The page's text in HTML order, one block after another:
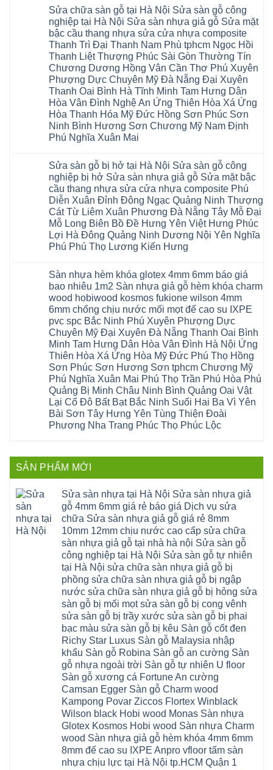
Thanh
Xuân
Kim
Động
Văn
Giang
Cầu
Giấy
Văn
Lâm
tphcm
Khoái
Châu
Trì
Thanh
Xuân
Đoan
Hùng
Thanh
Ba
Giấy
Hạ
Hòa
Cẩm
Khê
Tây
Hồ
Yên
Lập
Thanh
Ninh
hưng
yên
Lâm
Thao
Tam
Nông
hải
phòng
Thanh
Thủy
Hoài
Đức
Bình
Dương
Thủ
Đức
Thanh
Xuân
Thái
Nguyên
Phú
Thọ
Bắc
Giang
Long
Biên
Hải
Dương
Bắc
Ninh
Gia
Lâm
Nam
Hà
Nội
Hưng
Yên
Đông
Anh
Nam
Định
Sóc
Sơn
Ninh
Bình
Thái
Bình
Vĩnh
Phúc
Tây
Hồ
Thanh
Hóa
Đống
Đa
Nghệ
An
nhựa
giả
gỗ
cong
vênh
Sửa
mặt
bậc
cầu
thang
nhựa
sửa
cửa
nhựa
composite
hoài
đức
đan
thanh
ứng
hòa
long
biên
sài
gòn
đông
anh
sóc
sơn
đà
nẵng
thanh
xuân
cầu
giấy
hoành
bồ
long
ninh
giang
hoàng
mai
quảng
ninh
tây
hồ
sơn
tây
thất
mê
đức
phòng
xuyên
giang
bình
luận
ở
Sửa
chữa
sàn
bị
phồng
tại
Hà
Sửa
sàn
gỗ
công
nghiệp
Nội
Sửa
sàn
nhựa
giả
gỗ
Sửa
mặt
bậc
cầu
thang
nhựa
nhựa
composite
Phúc
Thọ
Phúc
Lộc
Hát
Môn
Sài
Gòn
Thạch
Thất
Hạ
Bằng
Tây
Phương
tphcm
Hòa
Lạc
Yên
Xuân
Đạo
Đà
Nẵng
Hoài
Đồng
Đồng
Khánh
Phượng
Thuận
Tràng
Phòng
Sửa chữa sàn gỗ tại Hà Nội Sửa sàn gỗ công
nghiệp tại Hà Nội Sửa sàn nhựa giả gỗ Sửa mặt
bậc cầu thang nhựa sửa cửa nhựa composite
Thanh Trì Đại Thanh Nam Phù tphcm Ngọc Hồi
Thanh Liệt Thượng Phúc Sài Gòn Thường Tín
Chương Dương Hồng Vân Cần Thơ Phú Xuyên
Phượng Dực Chuyên Mỹ Đà Nẵng Đại Xuyên
Thanh Oai Bình Hà Tĩnh Minh Tam Hưng Dân
Hòa Vân Đình Nghệ An Ứng Thiên Hòa Xá Ứng
Hòa Thanh Hóa Mỹ Đức Hồng Sơn Phúc Sơn
Ninh Bình Hương Sơn Chương Mỹ Nam Định
Phú Nghĩa Xuân Mai
bình
luận
ở
Sửa
chữa
sàn
gỗ
tại
Hà
Nội
Sửa
nghiệp
tại
Nội
Sửa
nhựa
giả
gỗ
Sửa
mặt
bậc
cầu
thang
nhựa
sửa
cửa
nhựa
composite
Thanh
Nam
Phù
Thanh
Thượng
Phúc
Thường
Dương
Hồng
Xuyên
Phượng
Chuyên
Nẵng
Xuyên
Thanh
Sửa sàn gỗ bị hở tại Hà Nội Sửa sàn gỗ công
nghiệp bị hở Sửa sàn nhựa giả gỗ Sửa mặt bậc
cầu thang nhựa sửa cửa nhựa composite Phú
Diễn Xuân Đỉnh Đông Ngạc Quảng Ninh Thượng
Cát Từ Liêm Xuân Phương Đà Nẵng Tây Mỗ Đại
Mỗ Long Biên Bồ Đề Hưng Yên Việt Hưng Phúc
Lợi Hà Đông Quảng Ninh Dương Nội Yên Nghĩa
Phú Phú Thọ Lương Kiến Hưng
bình
luận
ở
Sửa
sàn
gỗ
bị
hở
tại
Hà
Nội
sàn
gỗ
công
nghiệp
hở
Sửa
sàn
Sửa
mặt
bậc
cầu
nhựa
nhựa
composite
Đông
Quảng
Thượng
Xuân
Phương
Nẵng
Hưng
Hưng
Sàn nhựa hèm khóa glotex 4mm 6mm báo giá
bao nhiêu 1m2 Sàn nhựa giả gỗ hèm khóa charm
wood hobiwood kosmos fukione wilson 4mm
6mm chống chịu nước mối mọt đế cao su IXPE
pvc spc Bắc Ninh Phú Xuyên Phượng Dực
Chuyên Mỹ Đại Xuyên Đà Nẵng Thanh Oai Bình
Minh Tam Hưng Dân Hòa Vân Đình Hà Nội Ứng
Thiên Hòa Xá Ứng Hòa Mỹ Đức Phú Thọ Hồng
Sơn Phúc Sơn Hương Sơn tphcm Chương Mỹ
Phú Nghĩa Xuân Mai Phú Thọ Trần Phú Hòa Phú
Quảng Bị Minh Châu Ninh Bình Quảng Oai Vật
Lại Cổ Đô Bất Bạt Bắc Ninh Suối Hai Ba Vì Yên
Bài Sơn Tây Hưng Yên Tùng Thiện Đoài
Phương Nha Trang Phúc Thọ Phúc Lộc
luận
ở
glotex
4mm
nhiêu
charm
wood
hobiwood
kosmos
fukione
4mm
nước
SẢN PHẨM MỚI
Sửa sàn nhựa tại Hà Nội Sửa sàn nhựa giả
gỗ 4mm 6mm giá rẻ báo giá Dịch vụ sửa
chữa Sửa sàn nhựa giả gỗ giá rẻ 8mm
10mm 12mm chịu nước cao cấp sửa chữa
sàn nhựa giả gỗ tại nhà hà nội Sửa sàn gỗ
công nghiệp tại Hà Nội Sửa sàn gỗ tự nhiên
tại Hà Nội sửa chữa sàn nhựa giả gỗ bị
phồng sửa chữa sàn nhựa giả gỗ bị ngập
nước sửa chữa sàn nhựa giả gỗ bị hỏng sửa
sàn gỗ bị mối mọt sửa sàn gỗ bị cong vênh
sửa sàn gỗ bị trầy xước sửa sàn gỗ bị phai
bạc màu sửa sàn gỗ bị kêu Sàn gỗ cốt đen
Richy Star Luxus Sàn gỗ Malaysia nhập
khẩu Sàn gỗ Robina Sàn gỗ an cường Sàn
gỗ nhựa ngoài trời Sàn gỗ tự nhiên U floor
Sàn gỗ xương cá Fortune An cường
Camsan Egger Sàn gỗ Charm wood
Kampong Povar Ziccos Flortex Winblack
Wilson black Hobi wood Monas Sàn nhựa
Glotex Kosmos Hobi wood Sàn nhựa Charm
wood Sàn nhựa giả gỗ hèm khóa 4mm 6mm
8mm đế cao su IXPE Anpro vfloor tấm sàn
nhựa chịu lực tại Hà Nội tp.HCM Quận 1